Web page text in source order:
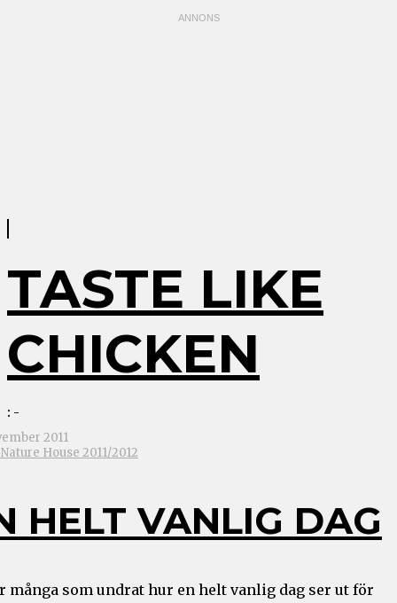
TASTE LIKE
CHICKEN
: -
2011
House 2011/2012
HELT VANLIG DAG
många som undrat hur en helt vanlig dag ser ut för